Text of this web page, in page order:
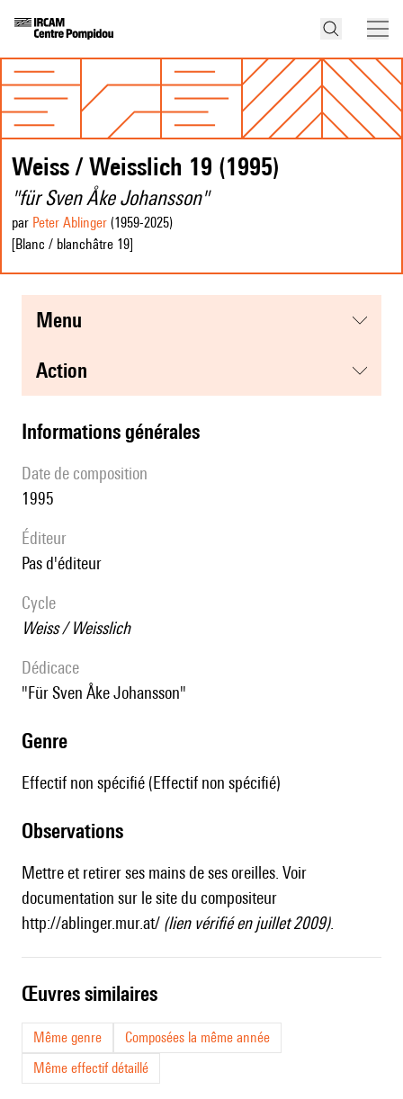
Weiss / Weisslich 19 (1995)
"für Sven Åke Johansson"
par Peter Ablinger (1959-2025)
[Blanc / blanchâtre 19]
menu
action
informations générales
date de composition
1995
éditeur
pas d'éditeur
Cycle
Weiss / Weisslich
Dédicace
"für Sven Åke Johansson"
genre
Effectif non spécifié (Effectif non spécifié)
observations
Mettre et retirer ses mains de ses oreilles. Voir
documentation sur le site du compositeur
http://ablinger.mur.at/ (lien vérifié en juillet 2009).
œuvres similaires
Même genre
Composées la même année
Même effectif détaillé